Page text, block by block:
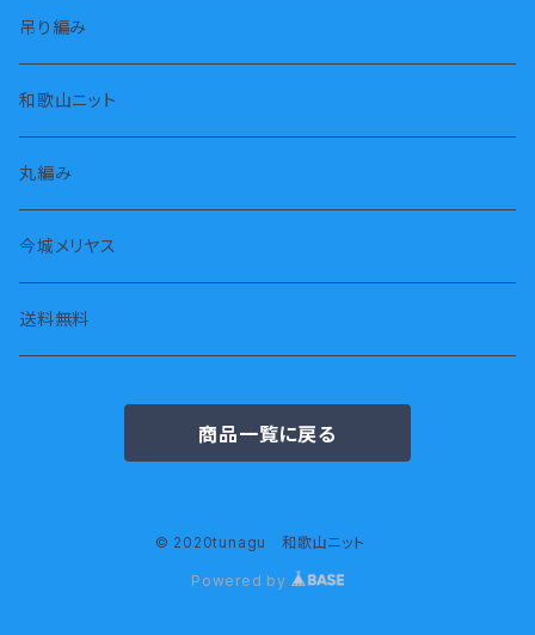
タートル
タンクトップ
長袖
七分袖
半袖
半パンツ
スカート
靴下
枕カバー
スヌード・ストール
タオル
腹巻
吊り編み
和歌山ニット
丸編み
今城メリヤス
送料無料
商品一覧に戻る
© 2020tunagu 和歌山ニット
Powered by